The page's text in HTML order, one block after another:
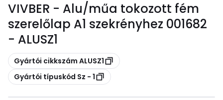
VIVBER - Alu/műa tokozott fém
szerelőlap A1 szekrényhez 001682
- ALUSZ1
Másolás
Gyártói cikkszám ALUSZ1
Másolás
Gyártói típuskód Sz - 1